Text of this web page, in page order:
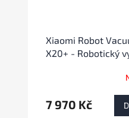
Xiaomi Robot
X20+ - Robotický
7 970 Kč